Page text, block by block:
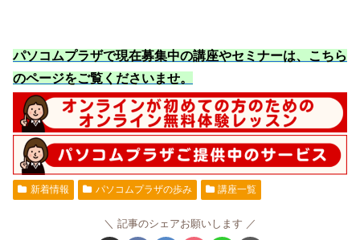
パソコムプラザで現在募集中の講座やセミナーは、こちら
のページをご覧くださいませ。
新着情報 パソコムプラザの歩み 講座一覧
記事のシェアお願いします